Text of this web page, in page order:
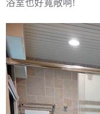
浴室也好寬敞啊!